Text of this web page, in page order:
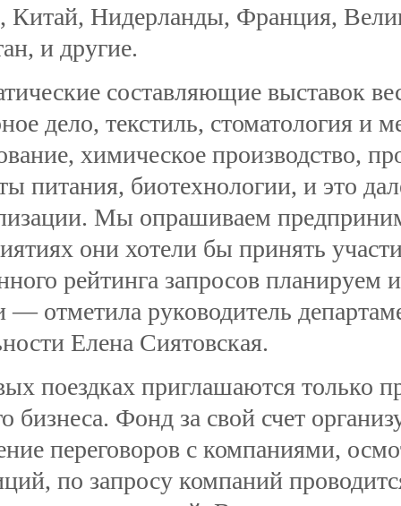
Китай, Нидерланды, Франция,
и другие.
составляющие выставок
дело, текстиль, стоматология и
химическое производство,
питания, биотехнологии, и это
Мы опрашиваем
они хотели бы принять
рейтинга запросов планируем
— отметила руководитель
Елена Сиятовская.
поездках приглашаются только
бизнеса. Фонд за свой счет
переговоров с компаниями,
по запросу компаний